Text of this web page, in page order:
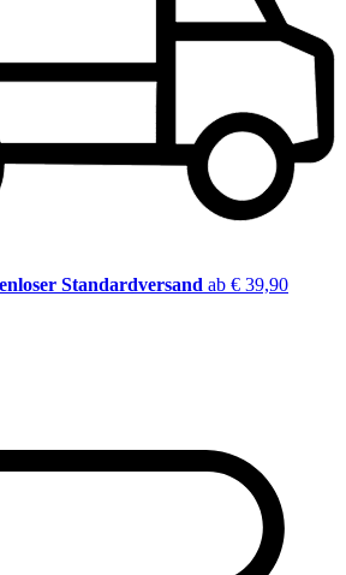
Standardversand ab € 39,90